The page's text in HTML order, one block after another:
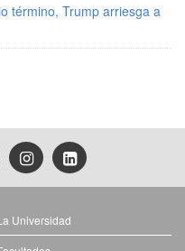
término, Trump arriesga a
Universidad